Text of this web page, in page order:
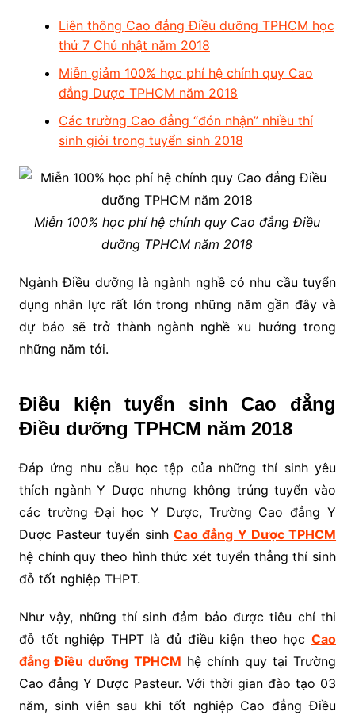
Liên thông Cao đẳng Điều dưỡng TPHCM học
thứ 7 Chủ nhật năm 2018
Miễn giảm 100% học phí hệ chính quy Cao
đẳng Dược TPHCM năm 2018
Các trường Cao đẳng “đón nhận” nhiều thí
sinh giỏi trong tuyển sinh 2018
Miễn 100% học phí hệ chính quy Cao đẳng Điều
dưỡng TPHCM năm 2018
Ngành Điều dưỡng là ngành nghề có nhu cầu tuyển
dụng nhân lực rất lớn trong những năm gần đây và
dự báo sẽ trở thành ngành nghề xu hướng trong
những năm tới.
Điều kiện tuyển sinh Cao đẳng
Điều dưỡng TPHCM năm 2018
Đáp ứng nhu cầu học tập của những thí sinh yêu
thích ngành Y Dược nhưng không trúng tuyển vào
các trường Đại học Y Dược, Trường Cao đẳng Y
Dược Pasteur tuyển sinh Cao đẳng Y Dược TPHCM
hệ chính quy theo hình thức xét tuyển thẳng thí sinh
đỗ tốt nghiệp THPT.
Như vậy, những thí sinh đảm bảo được tiêu chí thi
đỗ tốt nghiệp THPT là đủ điều kiện theo họcCao
đẳng Điều dưỡng TPHCM hệ chính quy tại Trường
Cao đẳng Y Dược Pasteur. Với thời gian đào tạo 03
năm, sinh viên sau khi tốt nghiệp Cao đẳng Điều